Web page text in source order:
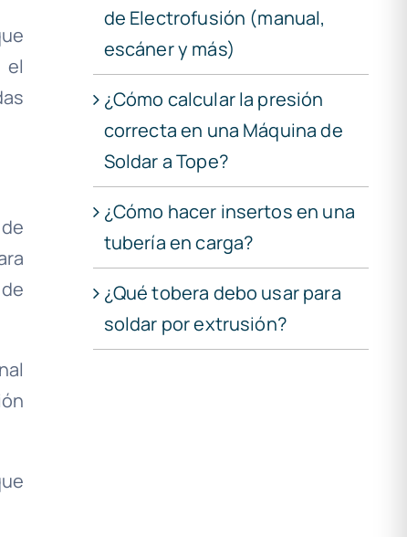
el
de Electrofusión (manual,
escáner y más)
¿Cómo calcular la presión
correcta en una Máquina de
Soldar a Tope?
¿Cómo hacer insertos en una
tubería en carga?
¿Qué tobera debo usar para
soldar por extrusión?